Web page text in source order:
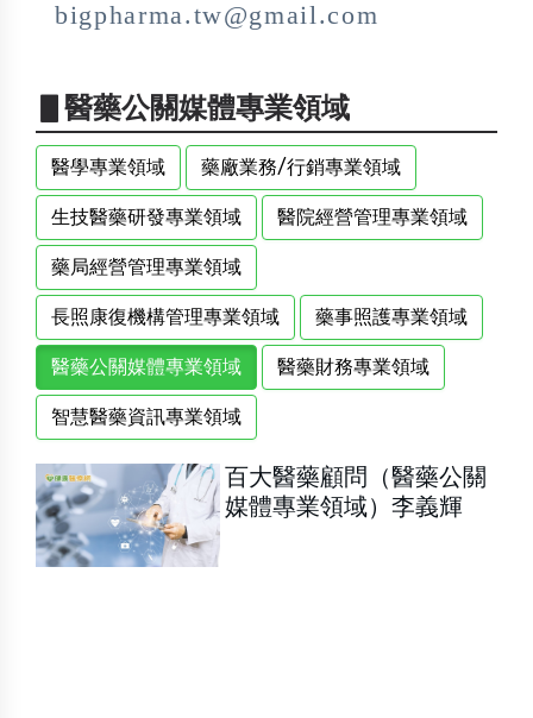
bigpharma.tw@gmail.com
▋醫藥公關媒體專業領域
醫學專業領域 藥廠業務/行銷專業領域
生技醫藥研發專業領域 醫院經營管理專業領域
藥局經營管理專業領域
長照康復機構管理專業領域 藥事照護專業領域
醫藥公關媒體專業領域 醫藥財務專業領域
智慧醫藥資訊專業領域
百大醫藥顧問（醫藥公關
媒體專業領域）李義輝